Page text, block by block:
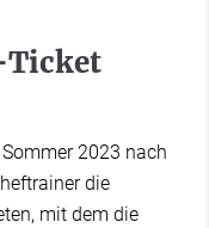
Ticket
2023 nach
die
mit dem die